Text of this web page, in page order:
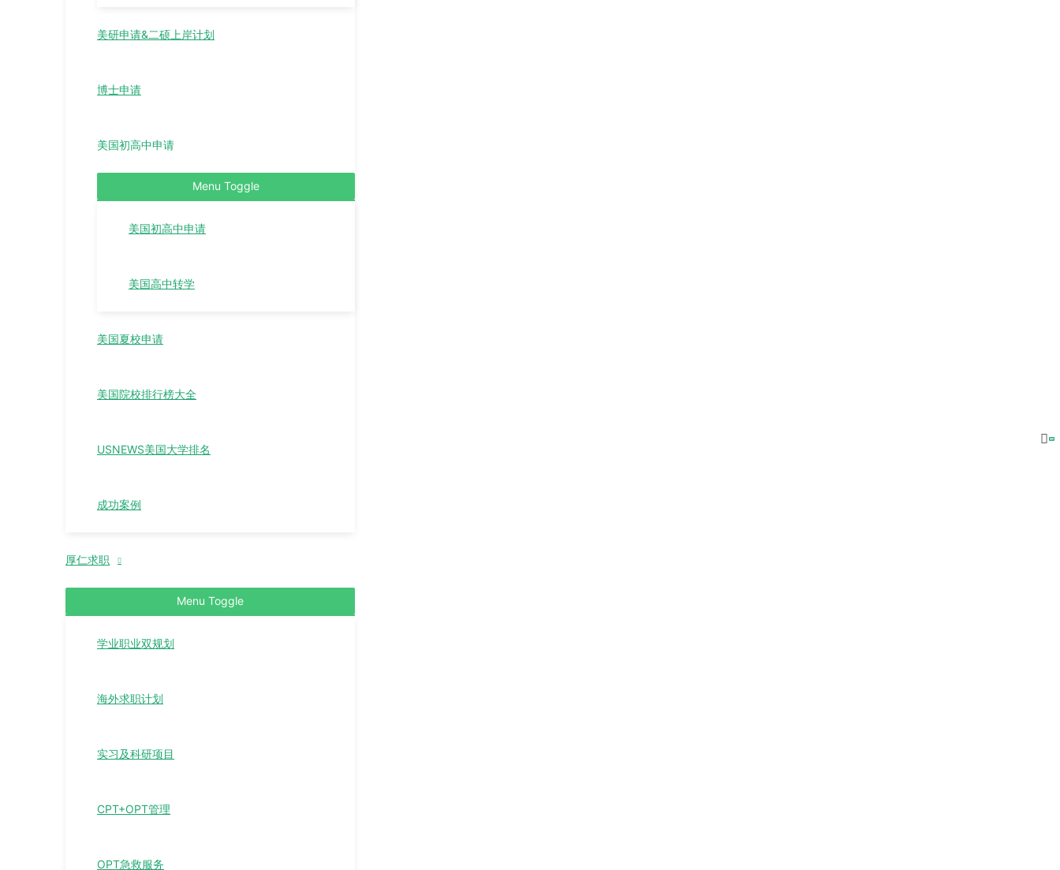
美研申请&二硕上岸计划
博士申请
美国初高中申请
Menu Toggle
美国初高中申请
美国高中转学
美国夏校申请
美国院校排行榜大全
USNEWS美国大学排名
成功案例
厚仁求职
Menu Toggle
学业职业双规划
海外求职计划
实习及科研项目
CPT+OPT管理
OPT急救服务